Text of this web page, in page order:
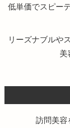
低単価でスピー
リーズナブルや
美
訪問美容